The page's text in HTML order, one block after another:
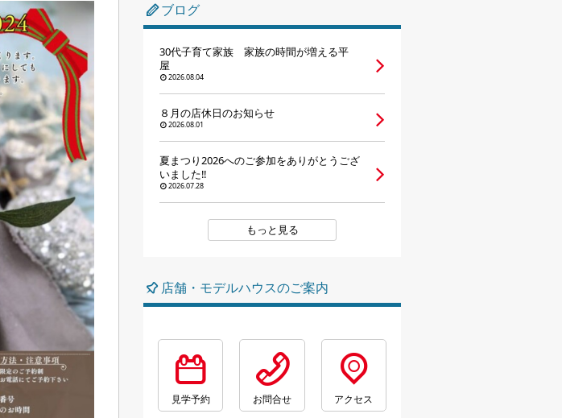
ブログ
30代子育て家族 家族の時間が増える平
屋
2026.08.04
８月の店休日のお知らせ
2026.08.01
夏まつり2026へのご参加をありがとうござ
いました‼
2026.07.28
もっと見る
店舗・モデルハウスのご案内
見学予約 お問合せ アクセス